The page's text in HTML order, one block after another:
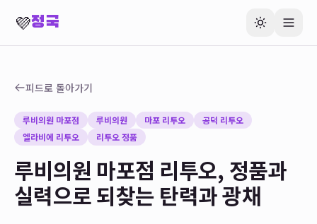
💜정국
피드로 돌아가기
루비의원 마포점 루비의원 마포 리투오
공덕 리투오
엘라비에 리투오
리투오 정품
루비의원 마포점 리투오, 정품과
실력으로 되찾는 탄력과 광채